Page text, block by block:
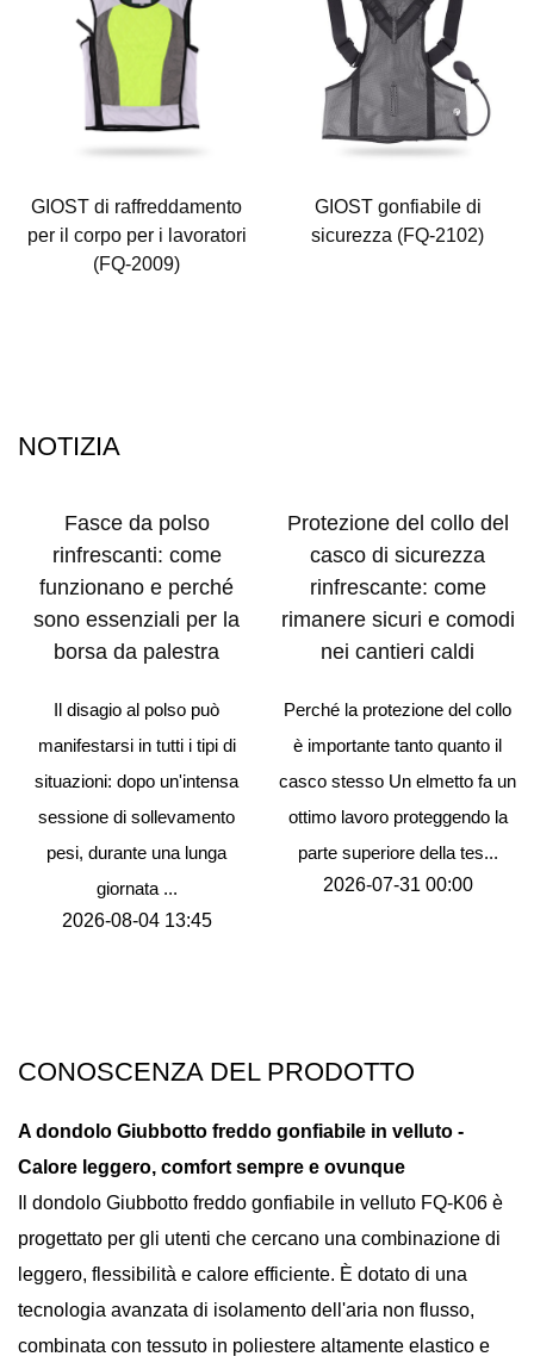
GIOST di raffreddamento
per il corpo per i lavoratori
(FQ-2009)
GIOST gonfiabile di
sicurezza (FQ-2102)
NOTIZIA
Fasce da polso
rinfrescanti: come
funzionano e perché
sono essenziali per la
borsa da palestra
Il disagio al polso può
manifestarsi in tutti i tipi di
situazioni: dopo un'intensa
sessione di sollevamento
pesi, durante una lunga
giornata ...
2026-08-04 13:45
Protezione del collo del
casco di sicurezza
rinfrescante: come
rimanere sicuri e comodi
nei cantieri caldi
Perché la protezione del collo
è importante tanto quanto il
casco stesso Un elmetto fa un
ottimo lavoro proteggendo la
parte superiore della tes...
2026-07-31 00:00
CONOSCENZA DEL PRODOTTO
A dondolo Giubbotto freddo gonfiabile in velluto -
Calore leggero, comfort sempre e ovunque
Il dondolo Giubbotto freddo gonfiabile in velluto FQ-K06 è
progettato per gli utenti che cercano una combinazione di
leggero, flessibilità e calore efficiente. È dotato di una
tecnologia avanzata di isolamento dell'aria non flusso,
combinata con tessuto in poliestere altamente elastico e